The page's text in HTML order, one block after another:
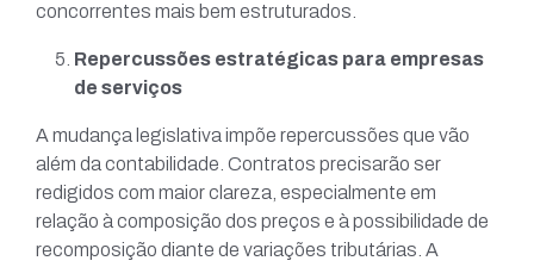
concorrentes mais bem estruturados.
Repercussões estratégicas para empresas
de serviços
A mudança legislativa impõe repercussões que vão
além da contabilidade. Contratos precisarão ser
redigidos com maior clareza, especialmente em
relação à composição dos preços e à possibilidade de
recomposição diante de variações tributárias. A